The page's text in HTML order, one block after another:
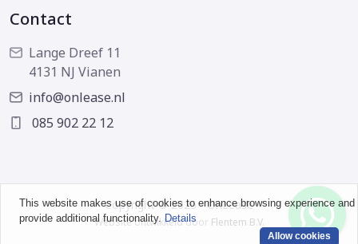
Contact
Lange Dreef 11
4131 NJ Vianen
info@onlease.nl
085 902 22 12
Copyright © 2026 - OnLease
Website ontwikkeld door Flentem B.V.
This website makes use of cookies to enhance browsing experience and
provide additional functionality. Details
Allow cookies